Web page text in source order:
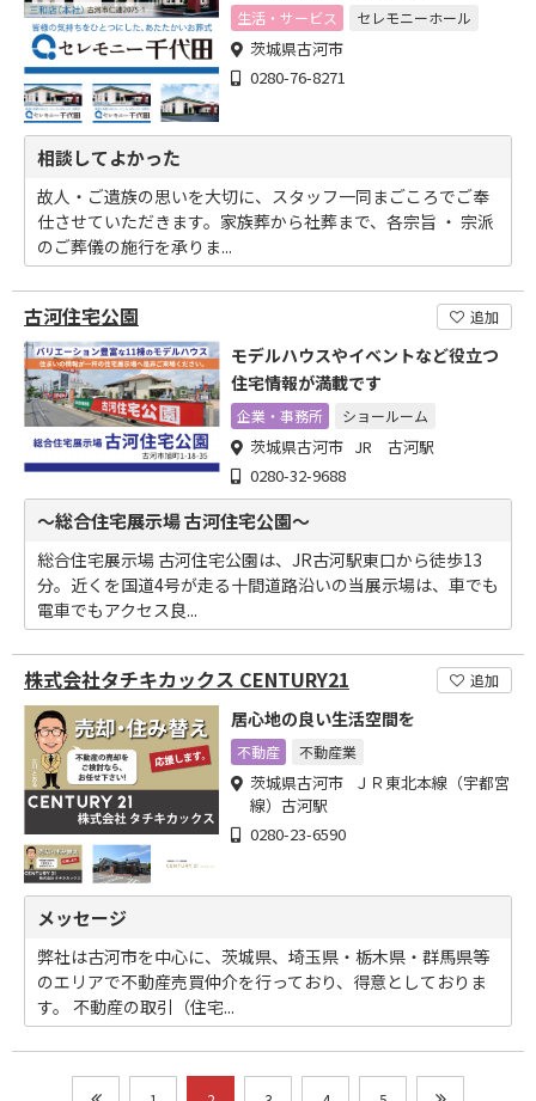
生活・サービス セレモニーホール
茨城県古河市
0280-76-8271
相談してよかった
故人・ご遺族の思いを大切に、スタッフ一同まごころでご奉
仕させていただきます。家族葬から社葬まで、各宗旨 ・ 宗派
のご葬儀の施行を承りま...
古河住宅公園 追加
モデルハウスやイベントなど役立つ
住宅情報が満載です
企業・事務所 ショールーム
茨城県古河市 JR 古河駅
0280-32-9688
～総合住宅展示場 古河住宅公園～
総合住宅展示場 古河住宅公園は、JR古河駅東口から徒歩13
分。近くを国道4号が走る十間道路沿いの当展示場は、車でも
電車でもアクセス良...
株式会社タチキカックス CENTURY21 追加
居心地の良い生活空間を
不動産 不動産業
茨城県古河市 ＪＲ東北本線（宇都宮
線）古河駅
0280-23-6590
メッセージ
弊社は古河市を中心に、茨城県、埼玉県・栃木県・群馬県等
のエリアで不動産売買仲介を行っており、得意としておりま
す。 不動産の取引（住宅...